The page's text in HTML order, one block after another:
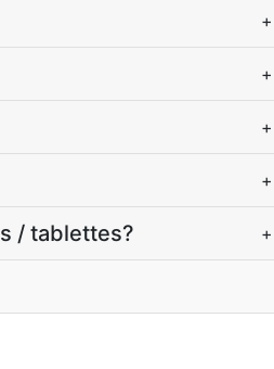
+
+
+
+
/ tablettes? +